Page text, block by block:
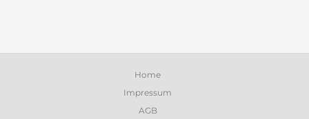
Home
Impressum
AGB